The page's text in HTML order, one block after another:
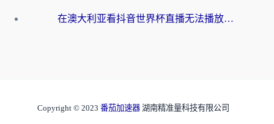
在澳大利亚看抖音世界杯直播无法播放？海外党体育观赛终极指南来了！
Copyright © 2023 番茄加速器 湖南精准量科技有限公司